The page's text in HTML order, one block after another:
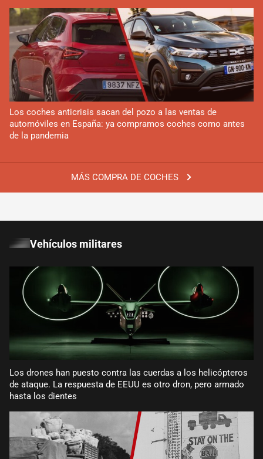
MÁS COMPRA DE COCHES
Los coches anticrisis sacan del pozo a las ventas de
automóviles en España: ya compramos coches como antes
de la pandemia
Vehículos militares
Los drones han puesto contra las cuerdas a los helicópteros
de ataque. La respuesta de EEUU es otro dron, pero armado
hasta los dientes